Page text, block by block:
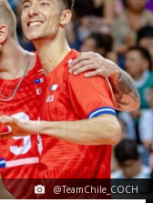
@TeamChile_COCH